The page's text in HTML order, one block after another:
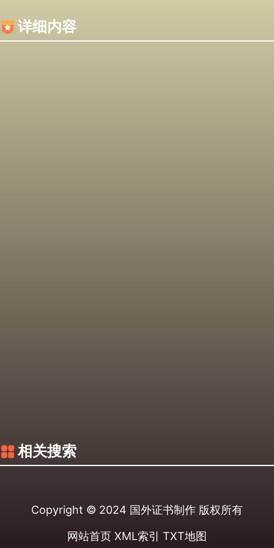
详细内容
相关搜索
Copyright © 2024 国外证书制作 版权所有
网站首页 XML索引 TXT地图